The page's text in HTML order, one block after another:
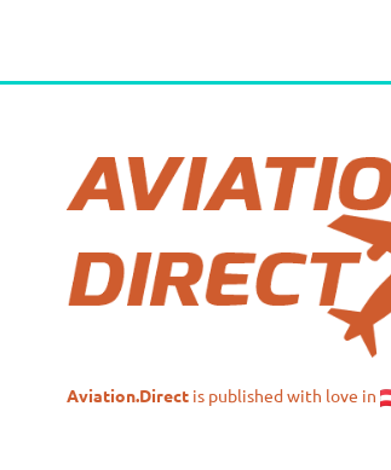
Aviation.Directis published with love in